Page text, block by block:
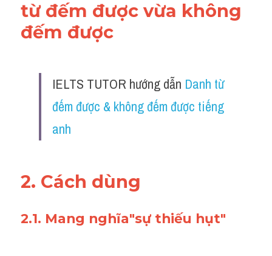
từ đếm được vừa không
đếm được
IELTS TUTOR hướng dẫn Danh từ
đếm được & không đếm được tiếng
anh
2. Cách dùng
2.1. Mang nghĩa"sự thiếu hụt"